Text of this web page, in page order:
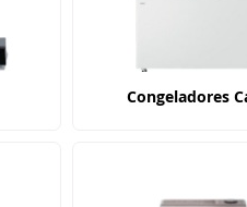
Congeladores